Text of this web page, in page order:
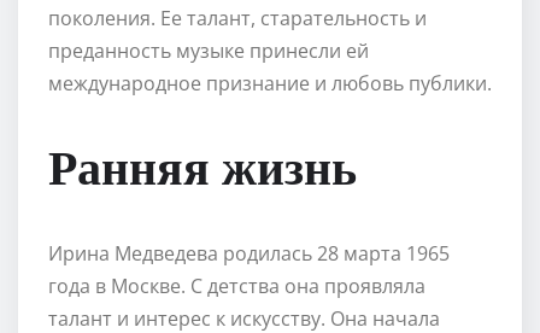
поколения. Ее талант, старательность и
преданность музыке принесли ей
международное признание и любовь публики.
Ранняя жизнь
Ирина Медведева родилась 28 марта 1965
года в Москве. С детства она проявляла
талант и интерес к искусству. Она начала